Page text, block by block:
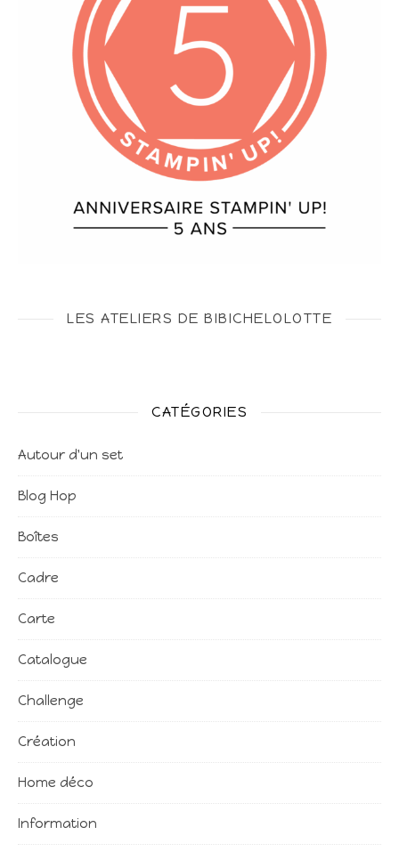
LES ATELIERS DE BIBICHELOLOTTE
CATÉGORIES
Autour d'un set
Blog Hop
Boîtes
Cadre
Carte
Catalogue
Challenge
Création
Home déco
Information